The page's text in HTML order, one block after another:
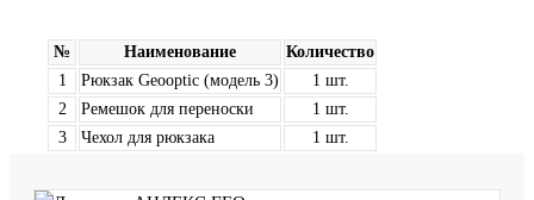
№ Наименование
Количество
1
Рюкзак Geooptic (модель 3)
1 шт.
2
Ремешок для переноски
1 шт.
3
Чехол для рюкзака 1 шт.